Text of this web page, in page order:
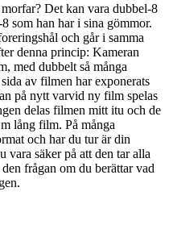
Det kan vara dubbel-8
som han har i sina gömmor.
och går i samma
denna princip: Kameran
med dubbelt så många
av filmen har exponerats
på nytt varvid ny film spelas
delas filmen mitt itu och de
lång film. På många
och har du tur är din
vara säker på att den tar alla
frågan om du berättar vad